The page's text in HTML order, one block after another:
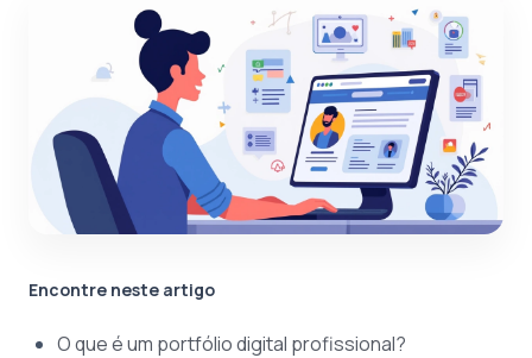
Encontre neste artigo
O que é um portfólio digital profissional?